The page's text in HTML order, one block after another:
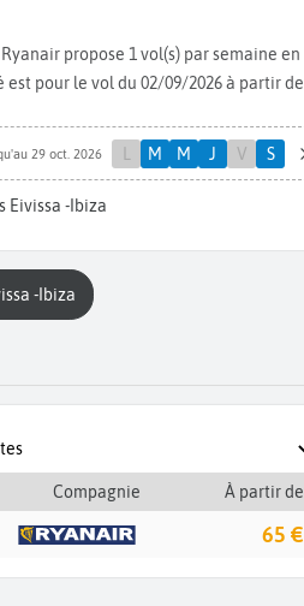
propose 1 vol(s) par semaine en
pour le vol du 02/09/2026 à partir de
29 oct. 2026 M M J V S
Eivissa -Ibiza
-Ibiza
Compagnie À partir de
65 €